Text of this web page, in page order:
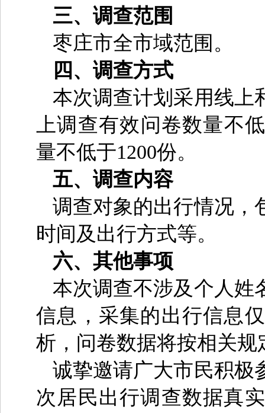
三、调查范围
枣庄市全市域范围。
四、调查方式
本次调查计划采用线上
上调查有效问卷数量不
量不低于1200份。
五、调查内容
调查对象的出行情况，
时间及出行方式等。
六、其他事项
本次调查不涉及个人姓
信息，采集的出行信息
析，问卷数据将按相关
诚挚邀请广大市民积极
次居民出行调查数据真